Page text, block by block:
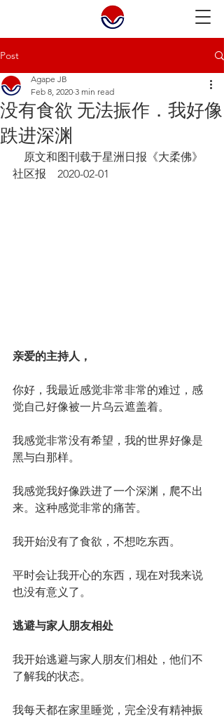
Post
没有食欲 无法振作．我好像
跌进深渊
Agape JB
Feb 8, 2020 3 min read
社区报    2020-02-01
亲爱的主持人，
你好，我最近感觉非常非常的难过，感
觉自己好像被一片乌云遮盖着。
我感觉非常没有希望，我的世界好像是
黑与白那样。
我感觉我好像跌进了一个深渊，爬不出
来。这种感觉非常的痛苦。
我开始没有了食欲，不想吃东西。
平时会让我开心的东西，现在对我来说
也没有意义了。
逃避与家人朋友相处
我开始逃避与家人朋友们相处，他们不
了解我的状态。
我每天都在家里睡觉，完全没有精神振